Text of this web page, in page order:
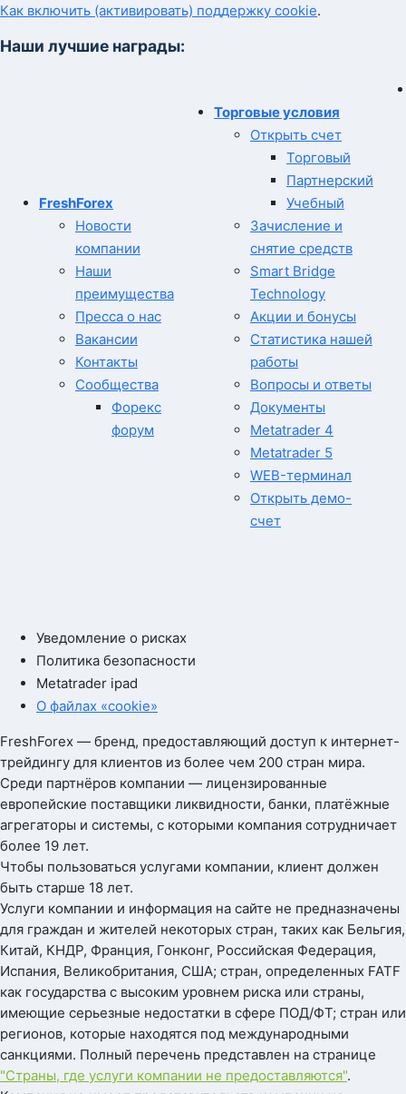
Как включить (активировать) поддержку cookie.
Наши лучшие награды:
FreshForex
Новости
компании
Наши
преимущества
Пресса о нас
Вакансии
Контакты
Сообщества
Форекс
форум
Торговые условия
Открыть счет
Торговый
Партнерский
Учебный
Зачисление и
снятие средств
Smart Bridge
Technology
Акции и бонусы
Статистика нашей
работы
Вопросы и ответы
Документы
Metatrader 4
Metatrader 5
WEB-терминал
Открыть демо-
счет
Уведомление о рисках
Политика безопасности
Metatrader ipad
О файлах «cookie»
FreshForex — бренд, предоставляющий доступ к интернет-
трейдингу для клиентов из более чем 200 стран мира.
Среди партнёров компании — лицензированные
европейские поставщики ликвидности, банки, платёжные
агрегаторы и системы, с которыми компания сотрудничает
более 19 лет.
Чтобы пользоваться услугами компании, клиент должен
быть старше 18 лет.
Услуги компании и информация на сайте не предназначены
для граждан и жителей некоторых стран, таких как Бельгия,
Китай, КНДР, Франция, Гонконг, Российская Федерация,
Испания, Великобритания, США; стран, определенных FATF
как государства с высоким уровнем риска или страны,
имеющие серьезные недостатки в сфере ПОД/ФТ; стран или
регионов, которые находятся под международными
санкциями. Полный перечень представлен на странице
"Страны, где услуги компании не предоставляются".